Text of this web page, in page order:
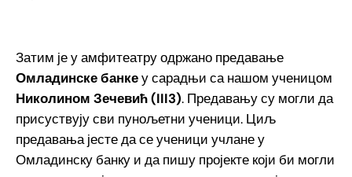
Затим је у амфитеатру одржано предавање
Омладинске банкеу сарадњи са нашом ученицом
Николином Зечевић (III3). Предавању су могли да
присуствују сви пунољетни ученици. Циљ
предавања јесте да се ученици учлане у
Омладинску банку и да пишу пројекте који би могли